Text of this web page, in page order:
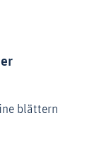
blättern